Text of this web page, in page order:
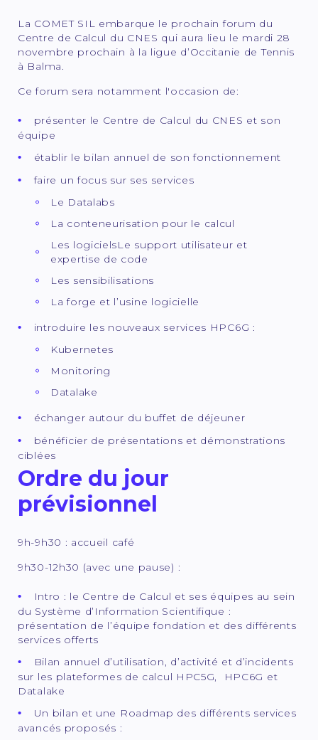
La COMET SIL embarque le prochain forum du
Centre de Calcul du CNES qui aura lieu le mardi 28
novembre prochain à la ligue d’Occitanie de Tennis
à Balma.
Ce forum sera notamment l'occasion de:
présenter le Centre de Calcul du CNES et son
équipe
établir le bilan annuel de son fonctionnement
faire un focus sur ses services
Le Datalabs
La conteneurisation pour le calcul
Les logicielsLe support utilisateur et
expertise de code
Les sensibilisations
La forge et l’usine logicielle
introduire les nouveaux services HPC6G :
Kubernetes
Monitoring
Datalake
échanger autour du buffet de déjeuner
bénéficier de présentations et démonstrations
ciblées
Ordre du jour
prévisionnel
9h-9h30 : accueil café
9h30-12h30 (avec une pause) :
Intro : le Centre de Calcul et ses équipes au sein
du Système d’Information Scientifique :
présentation de l’équipe fondation et des différents
services offerts
Bilan annuel d’utilisation, d’activité et d’incidents
sur les plateformes de calcul HPC5G, HPC6G et
Datalake
Un bilan et une Roadmap des différents services
avancés proposés :